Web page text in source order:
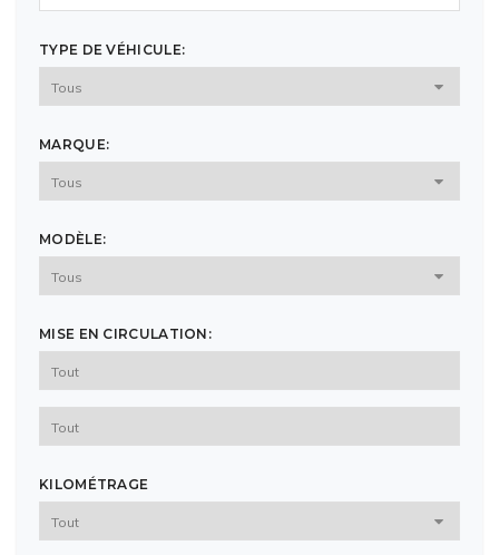
TYPE DE VÉHICULE:
MARQUE:
MODÈLE:
MISE EN CIRCULATION:
KILOMÉTRAGE